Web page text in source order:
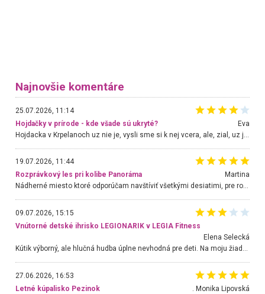
Najnovšie komentáre
25.07.2026, 11:14
Hojdačky v prírode - kde všade sú ukryté?
Eva
19.07.2026, 11:44
Rozprávkový les pri kolibe Panoráma
Martina
Nádherné miesto ktoré odporúčam navštíviť všetkými desiatimi, pre rodiny s deťmi, dôchodcom... Proste a jednoducho ozaj rozprávkový les.. určite ešte prídeme. Odniesli sme si na pamiatku krásne tričká,
09.07.2026, 15:15
Vnútorné detské ihrisko LEGIONARIK v LEGIA Fitness
Elena Selecká
Kútik výborný, ale hlučná hudba úplne nevhodná pre deti. Na moju žiadosť o aspoň sušenie nereagovali.
27.06.2026, 16:53
Letné kúpalisko Pezinok
. Monika Lipovská